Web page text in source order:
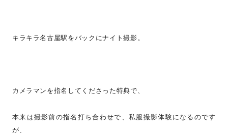
キラキラ名古屋駅をバックにナイト撮影。
カメラマンを指名してくださった特典で、
本来は撮影前の指名打ち合わせで、私服撮影体験になるのです
が、